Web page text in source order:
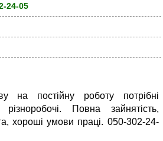
24-05
на постійну роботу потрібні
різноробочі. Повна зайнятість,
хороші умови праці. 050-302-24-